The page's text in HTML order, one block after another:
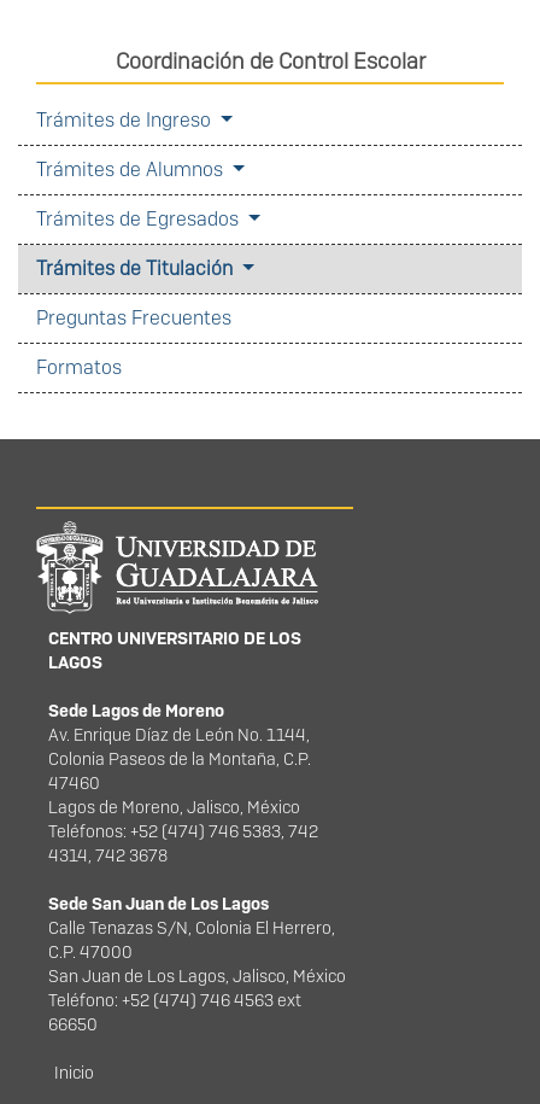
Coordinación de Control Escolar
Trámites de Ingreso
Trámites de Alumnos
Trámites de Egresados
Trámites de Titulación
Preguntas Frecuentes
Formatos
Información del
portal
CENTRO UNIVERSITARIO DE LOS
LAGOS
Sede Lagos de Moreno
Av. Enrique Díaz de León No. 1144,
Colonia Paseos de la Montaña, C.P.
47460
Lagos de Moreno, Jalisco, México
Teléfonos: +52 (474) 746 5383, 742
4314, 742 3678
Sede San Juan de Los Lagos
Calle Tenazas S/N, Colonia El Herrero,
C.P. 47000
San Juan de Los Lagos, Jalisco, México
Teléfono: +52 (474) 746 4563 ext
66650
Menú principal
Inicio